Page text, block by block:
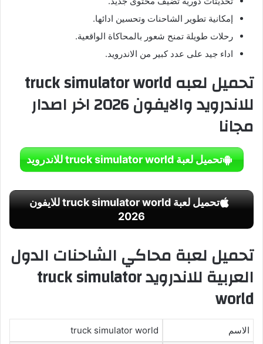
إمكانية تطوير الشاحنات وتحسين ادائها.
رحلات طويلة تمنح شعور بالمحاكاة الواقعية.
اداء جيد على عدد كبير من الاندرويد.
تحميل لعبه truck simulator world
للاندرويد والايفون 2026 اخر اصدار
مجانا
تحميل لعبة truck simulator world للاندرويد
تحميل لعبة truck simulator world للايفون
2026
تحميل لعبة محاكي الشاحنات الدول
العربية للاندرويد truck simulator
world
الاسم truck simulator world